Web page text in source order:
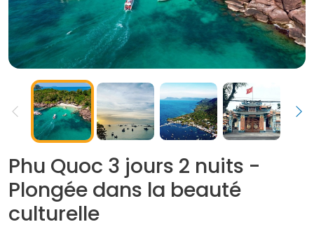
Phu Quoc 3 jours 2 nuits -
Plongée dans la beauté
culturelle